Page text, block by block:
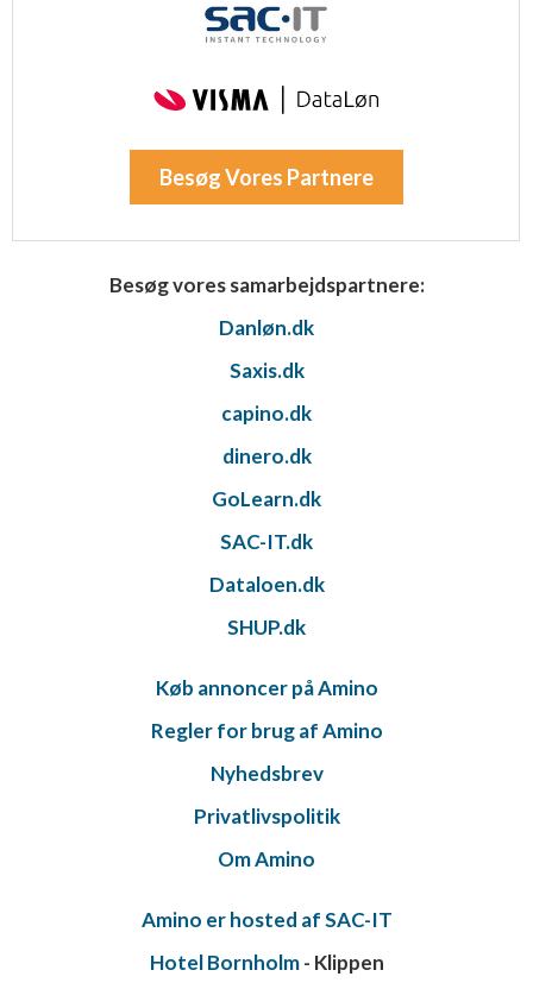
Besøg Vores Partnere
Besøg vores samarbejdspartnere:
Danløn.dk
Saxis.dk
capino.dk
dinero.dk
GoLearn.dk
SAC-IT.dk
Dataloen.dk
SHUP.dk
Køb annoncer på Amino
Regler for brug af Amino
Nyhedsbrev
Privatlivspolitik
Om Amino
Amino er hosted af SAC-IT
Hotel Bornholm- Klippen